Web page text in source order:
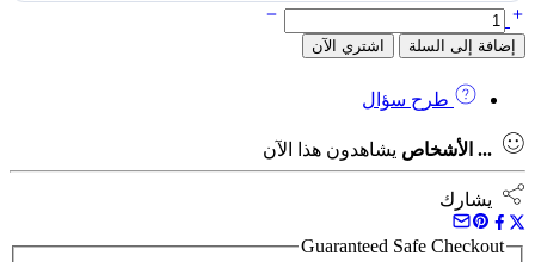
كمية
قفل سلامة لون احمر 38 ملي DUMA دوما
إضافة إلى السلة اشتري الآن
طرح سؤال
... الأشخاص يشاهدون هذا الآن
يشارك
Guaranteed Safe Checkout